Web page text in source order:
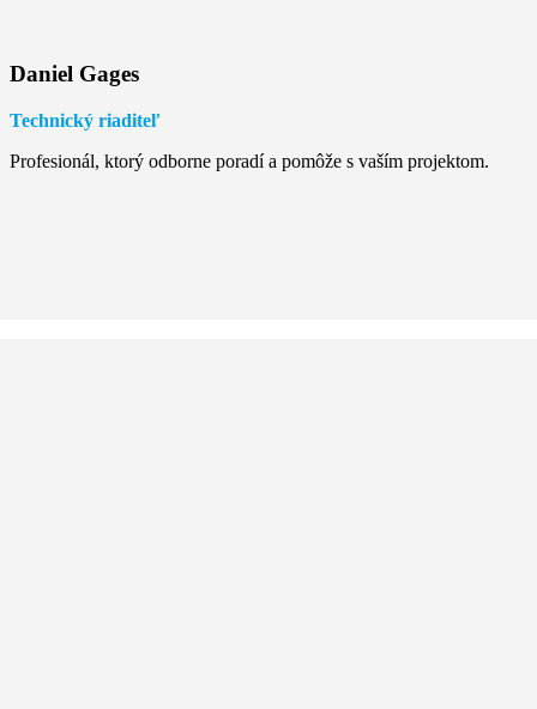
Daniel Gages
Technický riaditeľ
Profesionál, ktorý odborne poradí a pomôže s vaším projektom.